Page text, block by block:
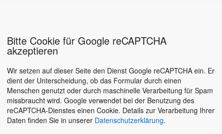
Bitte Cookie für Google reCAPTCHA
akzeptieren
Wir setzen auf dieser Seite den Dienst Google reCAPTCHA ein. Er
dient der Unterscheidung, ob das Formular durch einen
Menschen genutzt oder durch maschinelle Verarbeitung für Spam
missbraucht wird. Google verwendet bei der Benutzung des
reCAPTCHA-Dienstes einen Cookie. Details zur Verarbeitung Ihrer
Daten finden Sie in unserer Datenschutzerklärung.